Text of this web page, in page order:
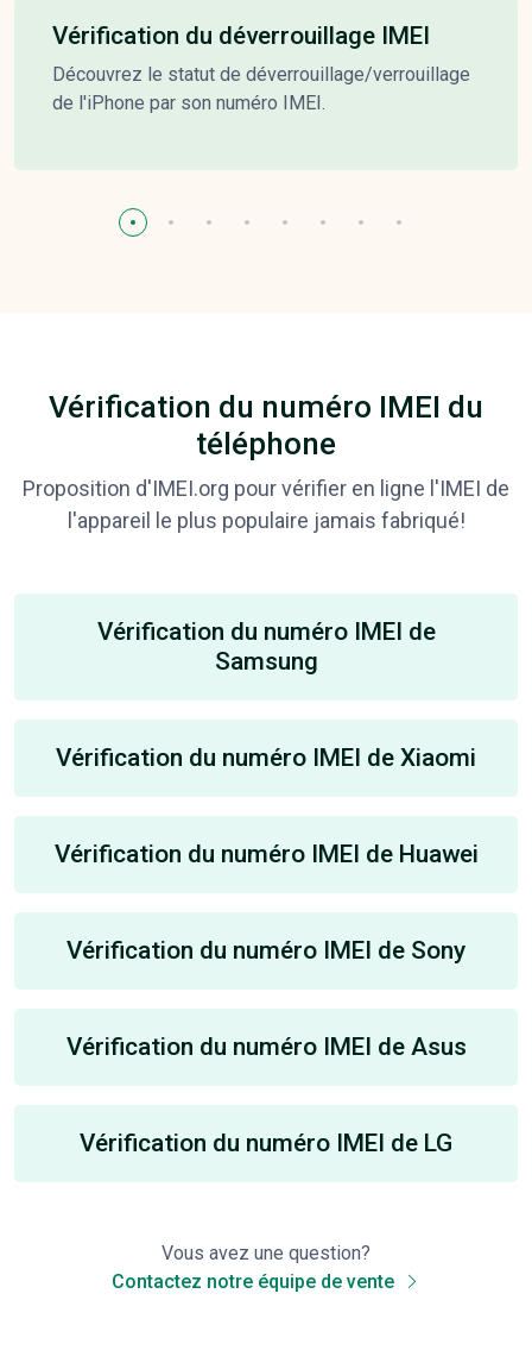
Vérification du déverrouillage IMEI
Découvrez le statut de déverrouillage/verrouillage
de l'iPhone par son numéro IMEI.
Vérification du numéro IMEI du
téléphone
Proposition d'IMEI.org pour vérifier en ligne l'IMEI de
l'appareil le plus populaire jamais fabriqué!
Vérification du numéro IMEI de
Samsung
Vérification du numéro IMEI de Xiaomi
Vérification du numéro IMEI de Huawei
Vérification du numéro IMEI de Sony
Vérification du numéro IMEI de Asus
Vérification du numéro IMEI de LG
Vous avez une question?
Contactez notre équipe de vente